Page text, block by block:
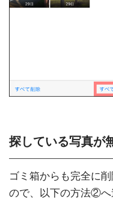
探している写真が
ゴミ箱からも完全に
ので、以下の方法②へ